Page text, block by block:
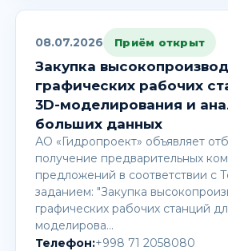
08.07.2026 Приём открыт
Закупка
графических рабочих
3D-моделирования и
больших данных
АО «Гидропроект» объявляет
получение предварительных
предложений в соответствии с
заданием: "Закупка
графических рабочих станций
моделирова…
Телефон:+998 71 2058080